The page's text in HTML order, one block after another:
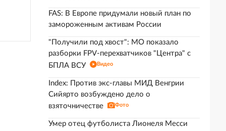
FAS: В Европе придумали новый план по
замороженным активам России
"Получили под хвост": МО показало
разборки FPV-перехватчиков "Центра" с
БПЛА ВСУ
Видео
Index: Против экс-главы МИД Венгрии
Сийярто возбуждено дело о
взяточничестве
Фото
Умер отец футболиста Лионеля Месси